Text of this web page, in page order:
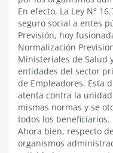
En efecto, La Ley N°
seguro social a entes
Previsión, hoy
Normalización
Ministeriales de Salud
entidades del sector
de Empleadores. Esta
atenta contra la
mismas normas y se
todos los beneficiarios.
Ahora bien, respecto
organismos